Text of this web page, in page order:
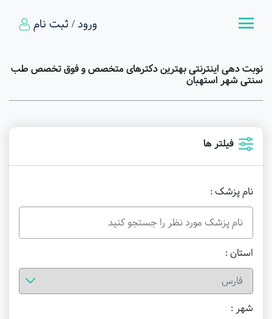
ورود / ثبت نام
نوبت دهی اینترنتی بهترین دکترهای متخصص و فوق تخصص طب
سنتی شهر استهبان
فیلتر ها
نام پزشک :
استان :
شهر :